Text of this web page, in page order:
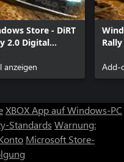
Store - DiRT
2.0 Digital
anzeigen
Add-
XBOX App auf Windows-PC
Standards Warnung:
Microsoft Store-